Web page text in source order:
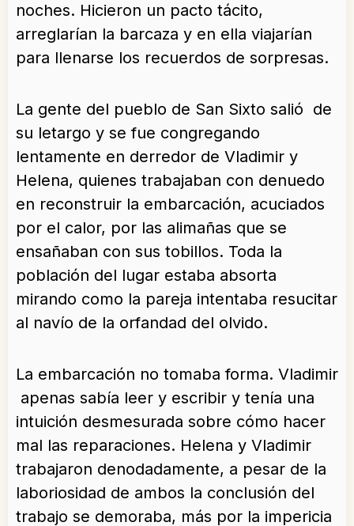
noches. Hicieron un pacto tácito,
arreglarían la barcaza y en ella viajarían
para llenarse los recuerdos de sorpresas.
La gente del pueblo de San Sixto salió de
su letargo y se fue congregando
lentamente en derredor de Vladimir y
Helena, quienes trabajaban con denuedo
en reconstruir la embarcación, acuciados
por el calor, por las alimañas que se
ensañaban con sus tobillos. Toda la
población del lugar estaba absorta
mirando como la pareja intentaba resucitar
al navío de la orfandad del olvido.
La embarcación no tomaba forma. Vladimir
apenas sabía leer y escribir y tenía una
intuición desmesurada sobre cómo hacer
mal las reparaciones. Helena y Vladimir
trabajaron denodadamente, a pesar de la
laboriosidad de ambos la conclusión del
trabajo se demoraba, más por la impericia